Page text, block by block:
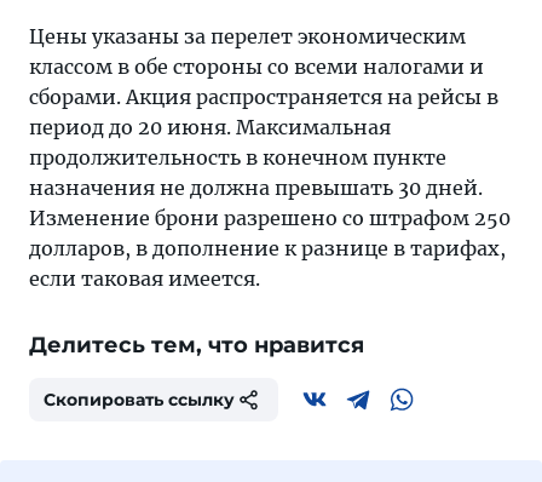
Цены указаны за перелет экономическим
классом в обе стороны со всеми налогами и
сборами. Акция распространяется на рейсы в
период до 20 июня. Максимальная
продолжительность в конечном пункте
назначения не должна превышать 30 дней.
Изменение брони разрешено со штрафом 250
долларов, в дополнение к разнице в тарифах,
если таковая имеется.
Делитесь тем, что нравится
Скопировать ссылку